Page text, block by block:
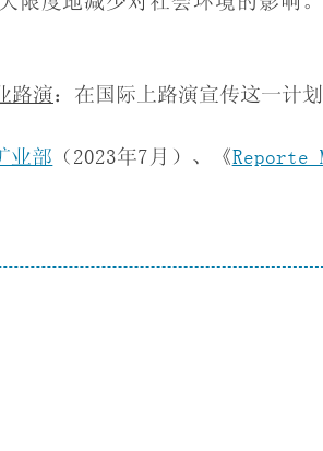
路演：在国际上路演宣传这一计
业部 （2023年7月）、《Reporte